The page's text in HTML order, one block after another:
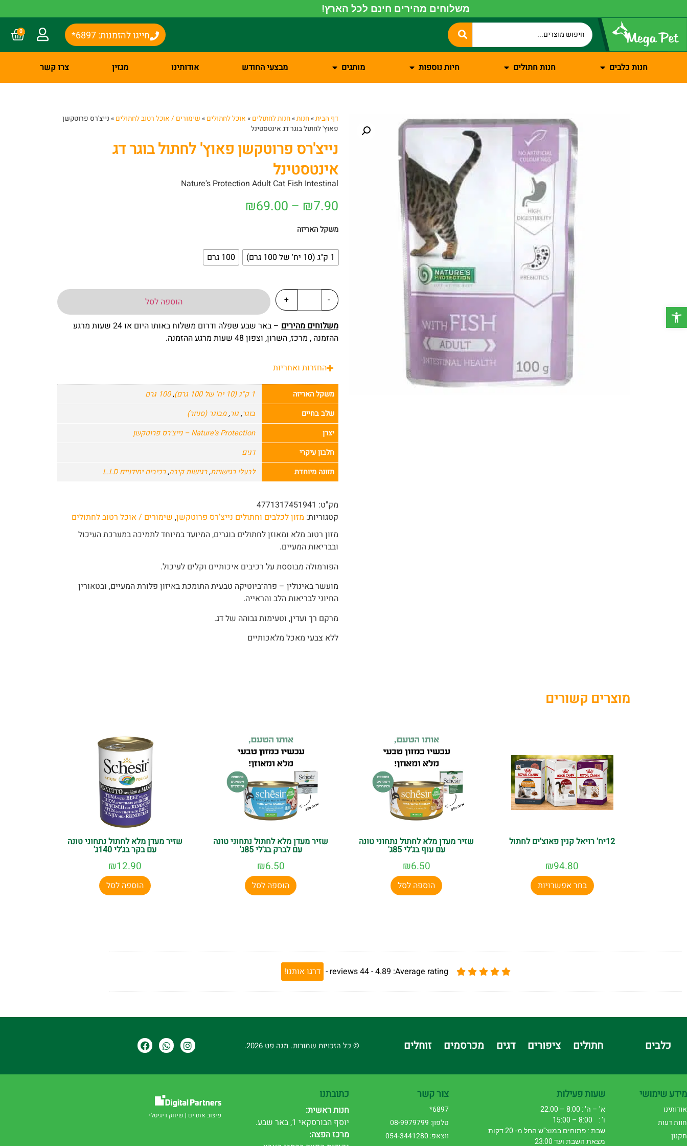
פתח סרגל נגישות
משלוחים מהירים חינם לכל הארץ!
חייגו להזמנות: 6897* 0
חנות כלבים חנות חתולים חיות נוספות מותגים מבצעי החודש אודותינו מגזין צרו קשר
דף הבית»חנות»חנות לחתולים » אוכל לחתולים » שימורים / אוכל רטוב לחתולים » נייצ'רס פרוטקשן
פאוץ' לחתול בוגר דג אינטסטינל
נייצ'רס פרוטקשן פאוץ' לחתול בוגר דג
אינטסטינל
Nature's Protection Adult Cat Fish Intestinal
₪7.90
–
₪69.00
משקל האריזה
1 ק"ג (10 יח' של 100 גרם) 100 גרם
-
+
הוספה לסל
משלוחים מהירים
– באר שבע שפלה ודרום משלוח באותו היום או 24 שעות מרגע
ההזמנה , מרכז, השרון, וצפון 48 שעות מרגע ההזמנה.
החזרות ואחריות
משקל האריזה 1 ק"ג (10 יח' של 100 גרם) ,100 גרם
שלב בחיים
בוגר,גור,מבוגר (סניור)
יצרן
Nature's Protection – נייצ'רס פרוטקשן
חלבון עיקרי
דגים
תזונה מיוחדת
לבעלי רגישויות,רגישות קיבה,רכיבים יחידניים L.I.D
מק"ט: 4771317451941
קטגוריות: מזון לכלבים וחתולים נייצ’רס פרוטקשן, שימורים / אוכל רטוב לחתולים
מזון רטוב מלא ומאוזן לחתולים בוגרים, המיועד במיוחד לתמיכה במערכת העיכול
ובבריאות המעיים.
הפורמולה מבוססת על רכיבים איכותיים וקלים לעיכול.
מועשר באינולין – פרה־ביוטיקה טבעית התומכת באיזון פלורת המעיים, ובטאורין
החיוני לבריאות הלב והראייה.
מרקם רך ועדין, וטעימות גבוהה של דג.
ללא צבעי מאכל מלאכותיים
מוצרים קשורים
12יח' רויאל קנין פאוצ'ים לחתול
₪94.80
בחר אפשרויות
שזיר מעדן מלא לחתול נתחוני טונה
עם עוף בג'לי 85ג'
₪6.50
הוספה לסל
שזיר מעדן מלא לחתול נתחוני טונה
עם לברק בג'לי 85ג'
₪6.50
הוספה לסל
שזיר מעדן מלא לחתול נתחוני טונה
עם בקר בג'לי 140ג'
₪12.90
הוספה לסל
Average rating:
4.89 -
44
reviews
- דרגו אותנו!
כלבים חתולים ציפורים דגים מכרסמים זוחלים © כל הזכויות שמורות. מגה פט 2026.
מידע שימושי
אודותינו
חוות דעות
תקנון
שעות פעילות
א' – ה' : 8:00 – 22:00
ו' : 8:00 – 15:00
שבת : פתוחים במוצ"ש החל מ- 20 דקות
מצאת השבת ועד 23:00
צור קשר
6897*
טלפון: 08-9979799
ווצאפ: 054-3441280
כתובתנו
חנות ראשית:
יוסף הבורסקאי 1, באר שבע.
מרכז הפצה:
עיצוב אתרים | שיווק דיגיטלי